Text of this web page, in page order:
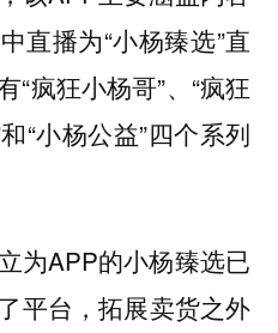
直播为“小杨臻选”直
“疯狂小杨哥”、“疯狂
“小杨公益”四个系列
为APP的小杨臻选已
平台，拓展卖货之外